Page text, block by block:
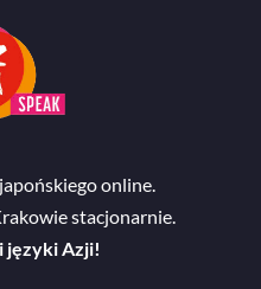
online.
stacjonarnie.
języki Azji!